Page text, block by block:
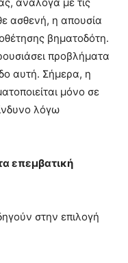
ανάλογα με τις
ασθενή, η απουσία
βηματοδότη.
προβλήματα
αυτή. Σήμερα, η
μόνο σε
λόγω
επεμβατική
στην επιλογή